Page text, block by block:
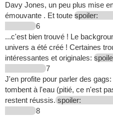
Davy Jones, un peu plus mise
émouvante . Et toute spoiler:
6
...c'est bien trouvé ! Le
univers a été créé ! Certaines
intéressantes et originales:
7
J'en profite pour parler des
tombent à l'eau (pitié, ce n'est
restent réussis. spoiler:
8